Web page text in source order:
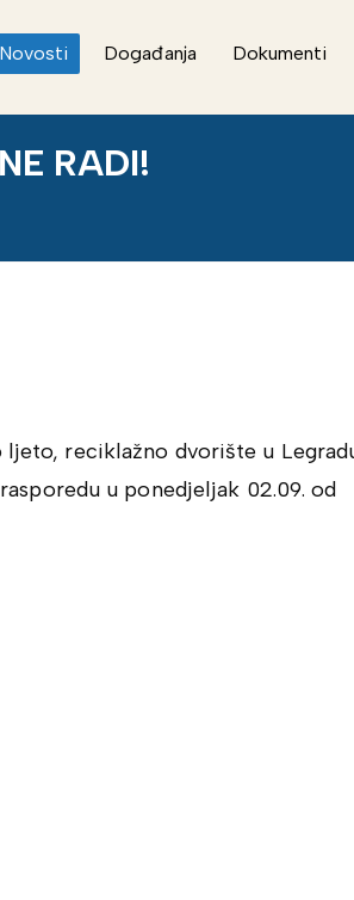
Novosti Događanja Dokumenti
RADI!
reciklažno dvorište u
u ponedjeljak 02.09. od